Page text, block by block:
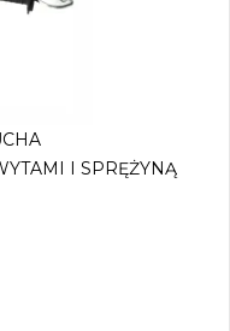
I SPRĘŻYNĄ